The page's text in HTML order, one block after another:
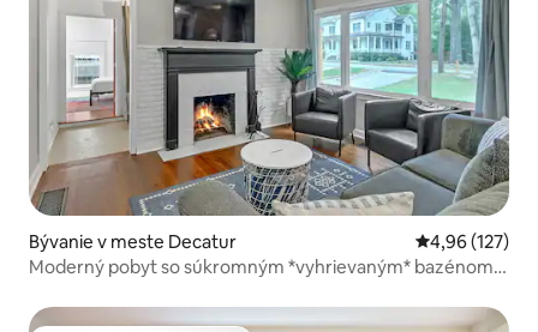
Bývanie v meste Decatur Priemerné
4,96 (127)
Moderný pobyt so súkromným *vyhrievaným* bazénom a